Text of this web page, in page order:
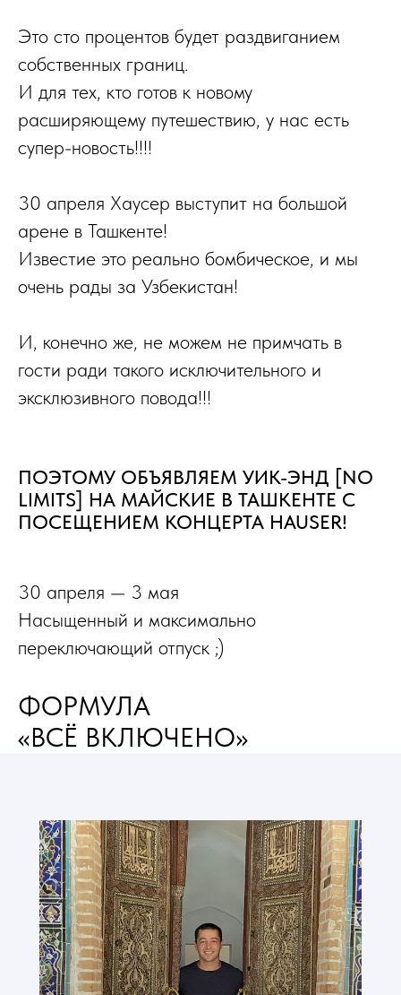
Это сто процентов будет раздвиганием
собственных границ.
И для тех, кто готов к новому
расширяющему путешествию, у нас есть
супер-новость!!!!
30 апреля Хаусер выступит на большой
арене в Ташкенте!
Известие это реально бомбическое, и мы
очень рады за Узбекистан!
И, конечно же, не можем не примчать в
гости ради такого исключительного и
эксклюзивного повода!!!
ПОЭТОМУ ОБЪЯВЛЯЕМ УИК-ЭНД [NO
LIMITS] НА МАЙСКИЕ В ТАШКЕНТЕ С
ПОСЕЩЕНИЕМ КОНЦЕРТА HAUSER!
30 апреля — 3 мая
Насыщенный и максимально
переключающий отпуск ;)
ФОРМУЛА
«ВСЁ ВКЛЮЧЕНО»